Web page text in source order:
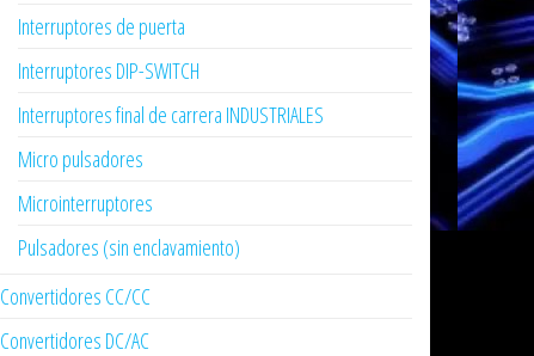
Interruptores de puerta
Interruptores DIP-SWITCH
Interruptores final de carrera INDUSTRIALES
Micro pulsadores
Microinterruptores
Pulsadores (sin enclavamiento)
Convertidores CC/CC
Convertidores DC/AC